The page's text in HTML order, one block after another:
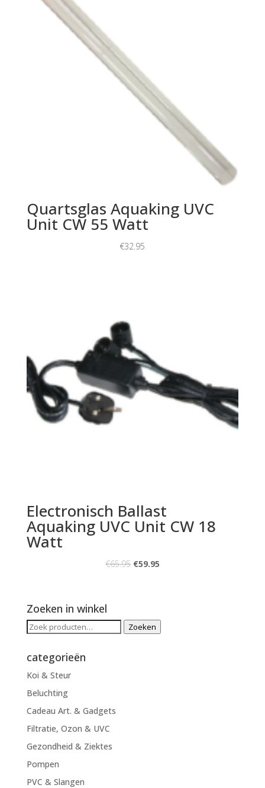
Quartsglas Aquaking UVC
Unit CW 55 Watt
€32.95
Electronisch Ballast
Aquaking UVC Unit CW 18
Watt
€65.95 €59.95
Zoeken in winkel
Zoeken
Zoeken
categorieën
Koi & Steur
Beluchting
Cadeau Art. & Gadgets
Filtratie, Ozon & UVC
Gezondheid & Ziektes
Pompen
PVC & Slangen